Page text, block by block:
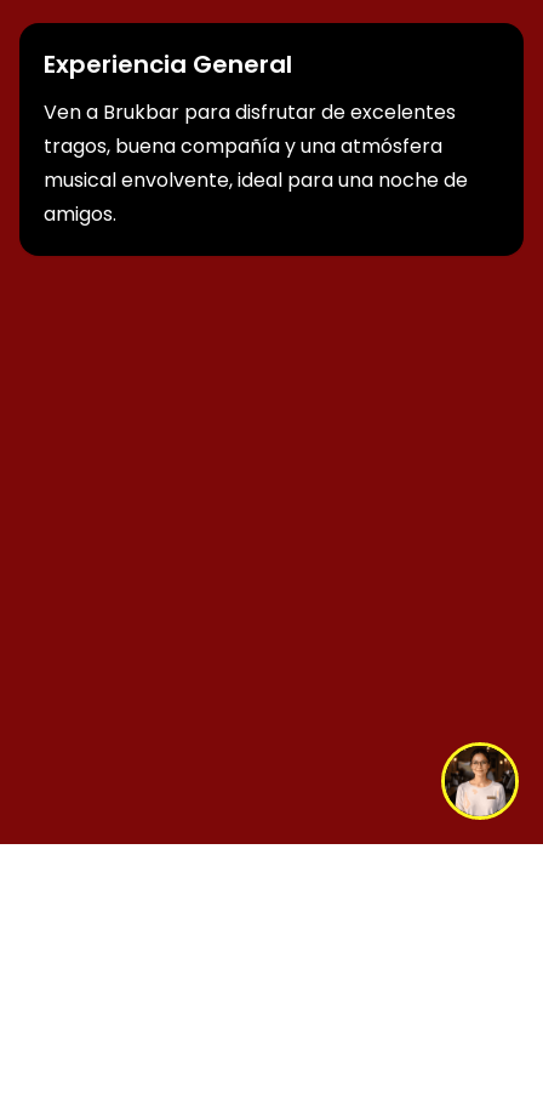
Experiencia General
Ven a Brukbar para disfrutar de excelentes
tragos, buena compañía y una atmósfera
musical envolvente, ideal para una noche de
amigos.